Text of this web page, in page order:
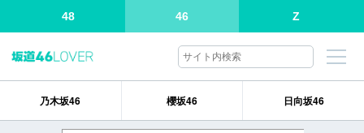
48 46 Z
乃木坂46 櫻坂46 日向坂46